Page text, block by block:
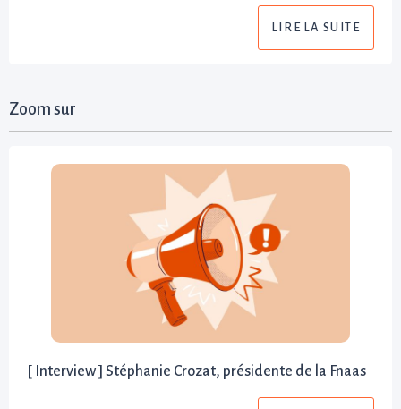
LIRE LA SUITE
Zoom sur
[ Interview ] Stéphanie Crozat, présidente de la Fnaas